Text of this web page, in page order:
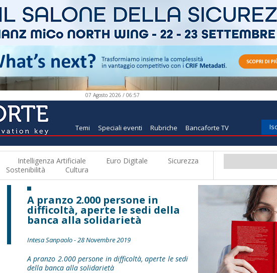
07 Agosto 2026 / 06:57
Temi Speciali eventi Rubriche Bancaforte TV
Intelligenza Artificiale Euro Digitale
Sicurezza
Sostenibilità Cultura
A pranzo 2.000 persone in
difficoltà, aperte le sedi della
banca alla solidarietà
Intesa Sanpaolo - 28 Novembre 2019
A pranzo 2.000 persone in difficoltà, aperte le sedi
della banca alla solidarietà